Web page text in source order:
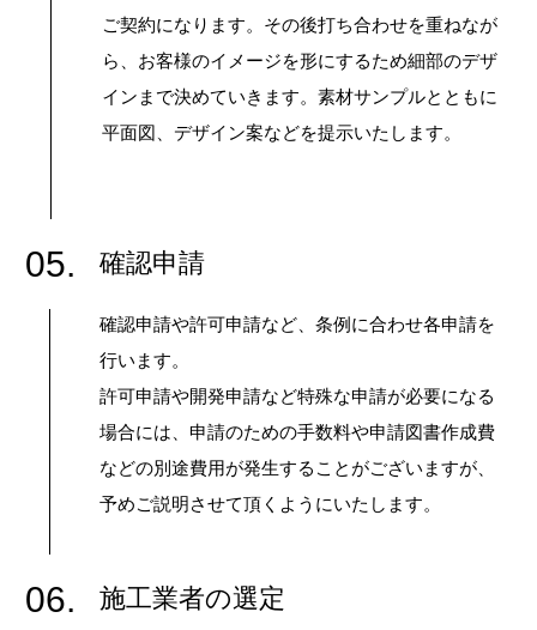
ご契約になります。その後打ち合わせを重ねなが
ら、お客様のイメージを形にするため細部のデザ
インまで決めていきます。素材サンプルとともに
平面図、デザイン案などを提示いたします。
05. 確認申請
確認申請や許可申請など、条例に合わせ各申請を
行います。
許可申請や開発申請など特殊な申請が必要になる
場合には、申請のための手数料や申請図書作成費
などの別途費用が発生することがございますが、
予めご説明させて頂くようにいたします。
06. 施工業者の選定